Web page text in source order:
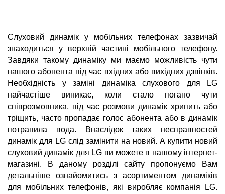
Слуховий динамік у мобільних телефонах зазвичай
знаходиться у верхній частині мобільного телефону.
Завдяки такому динаміку ми маємо можливість чути
нашого абонента під час вхідних або вихідних дзвінків.
Необхідність у заміні динаміка слухового для LG
найчастіше виникає, коли стало погано чути
співрозмовника, під час розмови динамік хрипить або
тріщить, часто пропадає голос абонента або в динамік
потрапила вода. Внаслідок таких несправностей
динамік для LG слід замінити на новий. А купити новий
слуховий динамік для LG ви можете в нашому інтернет-
магазині. В даному розділі сайту пропонуємо Вам
детальніше ознайомитись з асортиментом динаміків
для мобільних телефонів, які виробляє компанія LG.